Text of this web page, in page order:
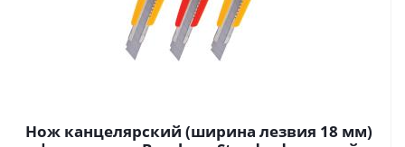
Нож канцелярский (ширина лезвия 18 мм)